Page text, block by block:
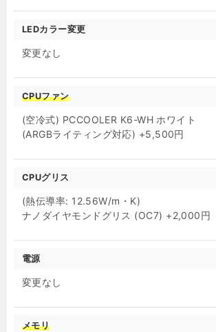
LEDカラー変更
変更なし
CPUファン
(空冷式) PCCOOLER K6-WH ホワイト
(ARGBライティング対応) +5,500円
CPUグリス
(熱伝導率: 12.56W/m・K)
ナノダイヤモンドグリス (OC7) +2,000円
電源
変更なし
メモリ